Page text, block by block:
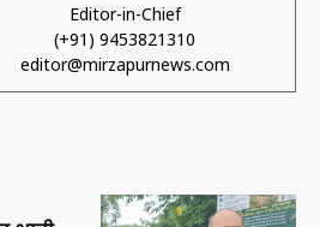
Editor-in-Chief
(+91) 9453821310
editor@mirzapurnews.com